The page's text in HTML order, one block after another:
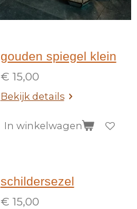
gouden spiegel klein
€ 15,00
Bekijk details
In winkelwagen
schildersezel
€ 15,00